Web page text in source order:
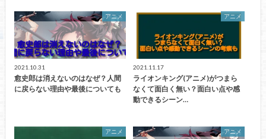
アニメ
2021.10.31
愈史郎は消えないのはなぜ？人間
に戻らない理由や最後についても
アニメ
2021.11.17
ライオンキング(アニメ)がつまら
なくて面白く無い？面白い点や感
動できるシーン…
アニメ アニメ